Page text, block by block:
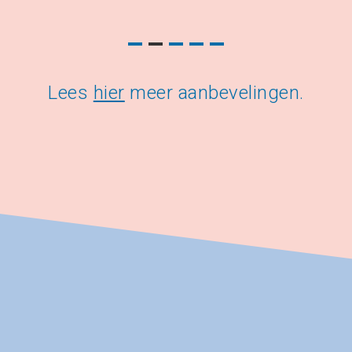
Lees hier meer aanbevelingen.